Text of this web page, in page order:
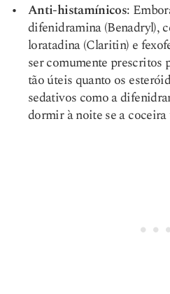
Anti-histamínicos:
difenidramina (Benadryl),
loratadina (Claritin) e
ser comumente prescritos
tão úteis quanto os
sedativos como a
dormir à noite se a